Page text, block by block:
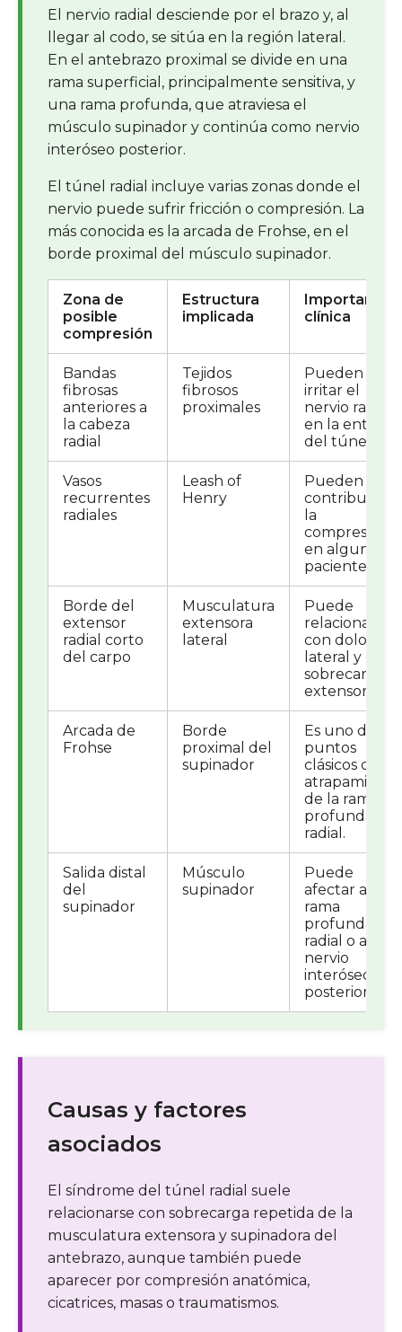
El nervio radial desciende por el brazo y, al
llegar al codo, se sitúa en la región lateral.
En el antebrazo proximal se divide en una
rama superficial, principalmente sensitiva, y
una rama profunda, que atraviesa el
músculo supinador y continúa como nervio
interóseo posterior.
El túnel radial incluye varias zonas donde el
nervio puede sufrir fricción o compresión. La
más conocida es la arcada de Frohse, en el
borde proximal del músculo supinador.
Zona de
posible
compresión
Estructura
implicada
Importancia
clínica
Bandas
fibrosas
anteriores a
la cabeza
radial
Tejidos
fibrosos
proximales
Pueden
irritar el
nervio radial
en la entrada
del túnel.
Vasos
recurrentes
radiales
Leash of
Henry
Pueden
contribuir a
la
compresión
en algunos
pacientes.
Borde del
extensor
radial corto
del carpo
Musculatura
extensora
lateral
Puede
relacionarse
con dolor
lateral y
sobrecarga
extensora.
Arcada de
Frohse
Borde
proximal del
supinador
Es uno de los
puntos
clásicos de
atrapamiento
de la rama
profunda del
radial.
Salida distal
del
supinador
Músculo
supinador
Puede
afectar a la
rama
profunda
radial o al
nervio
interóseo
posterior.
Causas y factores
asociados
El síndrome del túnel radial suele
relacionarse con sobrecarga repetida de la
musculatura extensora y supinadora del
antebrazo, aunque también puede
aparecer por compresión anatómica,
cicatrices, masas o traumatismos.